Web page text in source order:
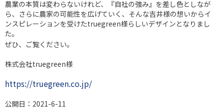
農業の本質は変わらないけれど、『自社の強み』を差し色としなが
ら、さらに農家の可能性を広げていく、そんな吉井様の想いからイ
ンスピレーションを受けたtruegreen様らしいデザインとなりまし
た。
ぜひ、ご覧ください。
株式会社truegreen様
https://truegreen.co.jp/
公開日：2021-6-11